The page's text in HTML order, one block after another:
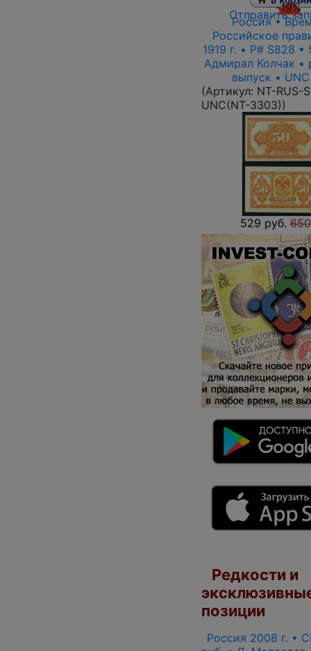
Отправить-19%
Россия •
Российское
1919 г. • P# S828 •
Адмирал Колчак •
выпуск •
(Артикул: NT-RUS-
UNC(NT-3303))
529 руб.
2 В
Отправить
Редкости и
позиции
Россия 2008 г. •